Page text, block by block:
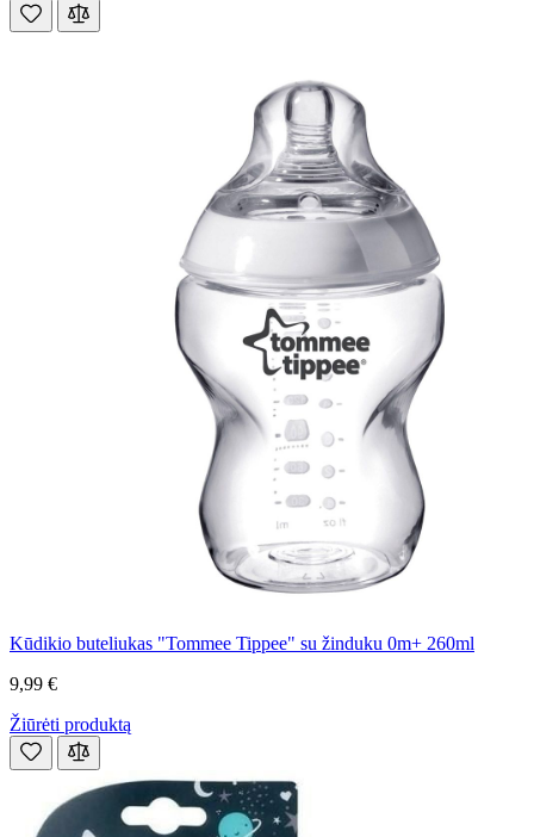
Kūdikio buteliukas "Tommee Tippee" su žinduku 0m+ 260ml
9,99 €
Žiūrėti produktą